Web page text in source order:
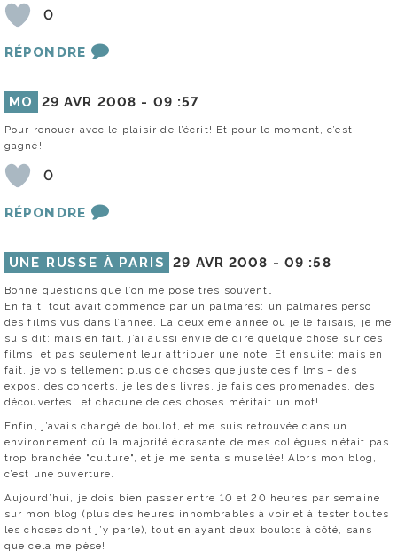
0
RÉPONDRE
MO 29 AVR 2008 - 09 :57
Pour renouer avec le plaisir de l’écrit! Et pour le moment, c’est
gagné!
0
RÉPONDRE
UNE RUSSE À PARIS 29 AVR 2008 - 09 :58
Bonne questions que l’on me pose très souvent…
En fait, tout avait commencé par un palmarès: un palmarès perso
des films vus dans l’année. La deuxième année où je le faisais, je me
suis dit: mais en fait, j’ai aussi envie de dire quelque chose sur ces
films, et pas seulement leur attribuer une note! Et ensuite: mais en
fait, je vois tellement plus de choses que juste des films – des
expos, des concerts, je les des livres, je fais des promenades, des
découvertes… et chacune de ces choses méritait un mot!
Enfin, j’avais changé de boulot, et me suis retrouvée dans un
environnement où la majorité écrasante de mes collègues n’était pas
trop branchée "culture", et je me sentais muselée! Alors mon blog,
c’est une ouverture.
Aujourd’hui, je dois bien passer entre 10 et 20 heures par semaine
sur mon blog (plus des heures innombrables à voir et à tester toutes
les choses dont j’y parle), tout en ayant deux boulots à côté, sans
que cela me pèse!